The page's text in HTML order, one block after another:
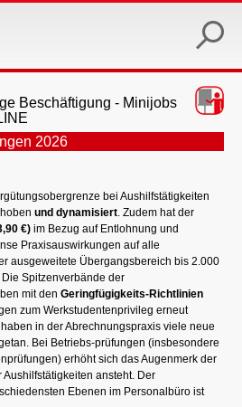
Beschäftigung - Minijobs
2026
bei Aushilfstätigkeiten
und dynamisiert. Zudem hat der
€) im Bezug auf Entlohnung und
Praxisauswirkungen auf alle
ausgeweitete Übergangsbereich bis 2.000
Spitzenverbände der
mit den Geringfügigkeits-Richtlinien
zum Werkstudentenprivileg erneut
in der Abrechnungspraxis viele neue
Bei Betriebs-prüfungen (insbesondere
erhöht sich das Augenmerk der
Aushilfstätigkeiten ansteht. Der
Ebenen im Personalbüro ist